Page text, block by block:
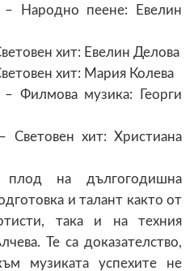
Народно пеене: Евелин
хит: Евелин Делова
хит: Мария Колева
Филмова музика: Георги
Световен хит: Христиана
плод на дългогодишна
и талант както от
така и на техния
Те са доказателство,
музиката успехите не